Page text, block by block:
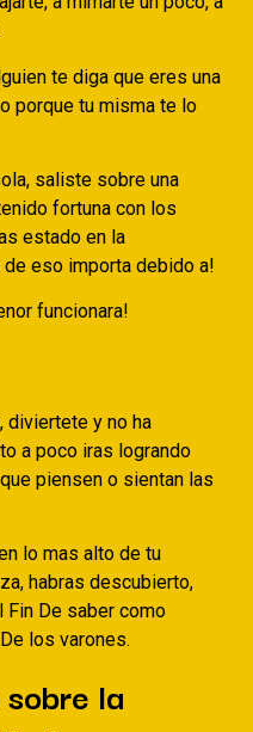
te diga que eres una
porque tu misma te lo
saliste sobre una
fortuna con los
estado en la
de eso importa debido a!
funcionara!
diviertete y no ha
a poco iras logrando
piensen o sientan las
lo mas alto de tu
habras descubierto,
Fin De saber como
los varones.
la